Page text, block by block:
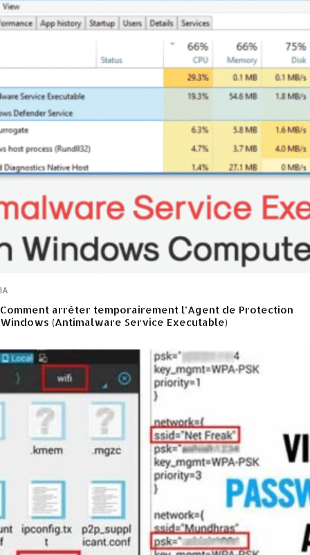
IA
Comment arrêter temporairement l’Agent de Protection
Windows (Antimalware Service Executable)